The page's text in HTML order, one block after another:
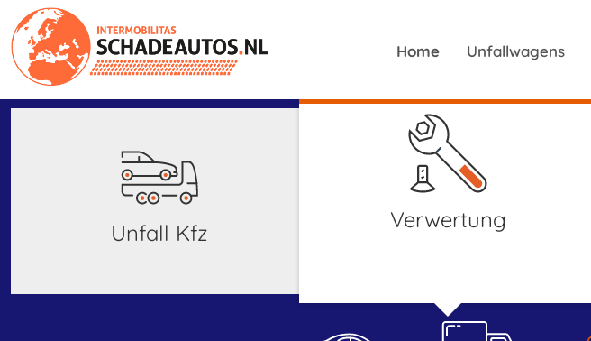
Home Unfallwagens
Unfall Kfz Verwertung